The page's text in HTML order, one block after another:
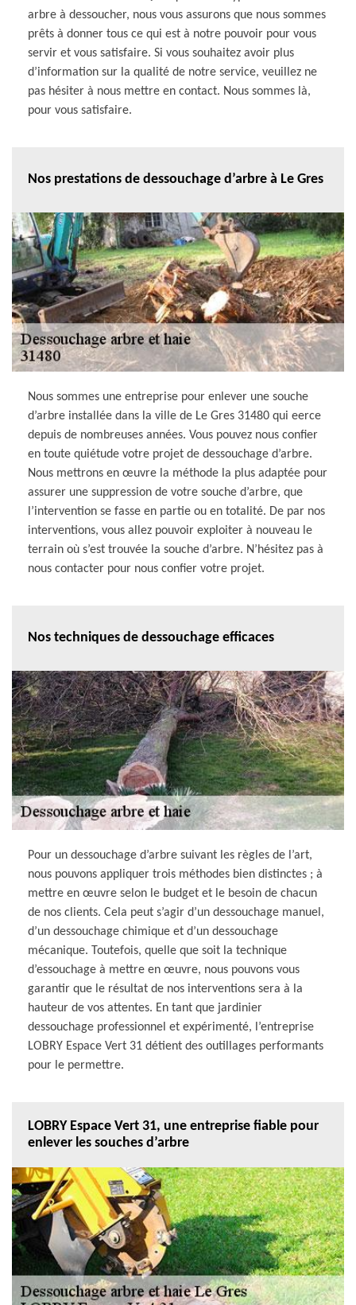
arbre à dessoucher, nous vous assurons que nous sommes
prêts à donner tous ce qui est à notre pouvoir pour vous
servir et vous satisfaire. Si vous souhaitez avoir plus
d’information sur la qualité de notre service, veuillez ne
pas hésiter à nous mettre en contact. Nous sommes là,
pour vous satisfaire.
Nos prestations de dessouchage d’arbre à Le Gres
Nous sommes une entreprise pour enlever une souche
d’arbre installée dans la ville de Le Gres 31480 qui eerce
depuis de nombreuses années. Vous pouvez nous confier
en toute quiétude votre projet de dessouchage d’arbre.
Nous mettrons en œuvre la méthode la plus adaptée pour
assurer une suppression de votre souche d’arbre, que
l’intervention se fasse en partie ou en totalité. De par nos
interventions, vous allez pouvoir exploiter à nouveau le
terrain où s’est trouvée la souche d’arbre. N’hésitez pas à
nous contacter pour nous confier votre projet.
Nos techniques de dessouchage efficaces
Pour un dessouchage d’arbre suivant les règles de l’art,
nous pouvons appliquer trois méthodes bien distinctes ; à
mettre en œuvre selon le budget et le besoin de chacun
de nos clients. Cela peut s’agir d’un dessouchage manuel,
d’un dessouchage chimique et d’un dessouchage
mécanique. Toutefois, quelle que soit la technique
d’essouchage à mettre en œuvre, nous pouvons vous
garantir que le résultat de nos interventions sera à la
hauteur de vos attentes. En tant que jardinier
dessouchage professionnel et expérimenté, l’entreprise
LOBRY Espace Vert 31 détient des outillages performants
pour le permettre.
LOBRY Espace Vert 31, une entreprise fiable pour
enlever les souches d’arbre